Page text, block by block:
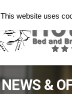
NEWS &
This website uses